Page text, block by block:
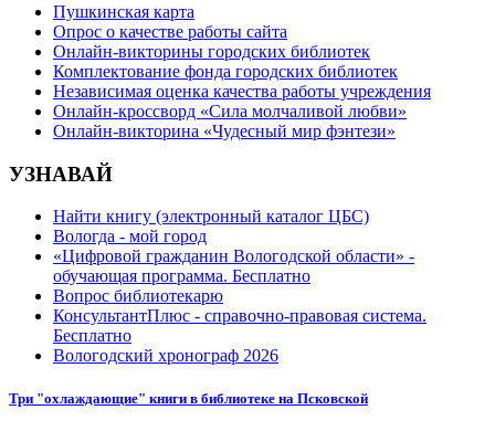
Пушкинская карта
Опрос о качестве работы сайта
Онлайн-викторины городских библиотек
Комплектование фонда городских библиотек
Независимая оценка качества работы учреждения
Онлайн-кроссворд «Сила молчаливой любви»
Онлайн-викторина «Чудесный мир фэнтези»
УЗНАВАЙ
Найти книгу (электронный каталог ЦБС)
Вологда - мой город
«Цифровой гражданин Вологодской области» -
обучающая программа. Бесплатно
Вопрос библиотекарю
КонсультантПлюс - справочно-правовая система.
Бесплатно
Вологодский хронограф 2026
Три "охлаждающие" книги в библиотеке на Псковской